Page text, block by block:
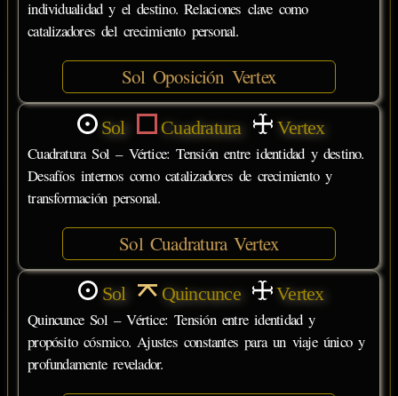
individualidad y el destino. Relaciones clave como
catalizadores del crecimiento personal.
Sol Oposición Vertex
Sol Cuadratura Vertex
Cuadratura Sol – Vértice: Tensión entre identidad y destino.
Desafíos internos como catalizadores de crecimiento y
transformación personal.
Sol Cuadratura Vertex
Sol Quincunce Vertex
Quincunce Sol – Vértice: Tensión entre identidad y
propósito cósmico. Ajustes constantes para un viaje único y
profundamente revelador.